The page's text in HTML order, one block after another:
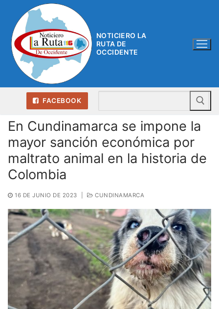
contenido
NOTICIERO LA
RUTA DE
OCCIDENTE
FACEBOOK
En Cundinamarca se impone la
mayor sanción económica por
maltrato animal en la historia de
Colombia
16 DE JUNIO DE 2023 CUNDINAMARCA